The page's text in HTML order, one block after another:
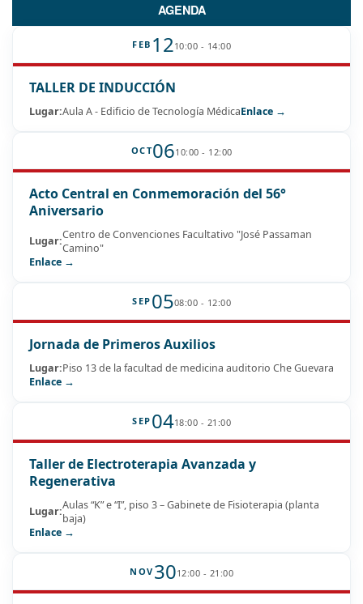
AGENDA
FEB 1210:00 - 14:00
TALLER DE INDUCCIÓN
Lugar:Aula A - Edificio de Tecnología MédicaEnlace →
OCT0610:00 - 12:00
Acto Central en Conmemoración del 56°
Aniversario
Lugar:Centro de Convenciones Facultativo "José Passaman
Camino"
Enlace →
SEP 0508:00 - 12:00
Jornada de Primeros Auxilios
Lugar:Piso 13 de la facultad de medicina auditorio Che Guevara
Enlace →
SEP 0418:00 - 21:00
Taller de Electroterapia Avanzada y
Regenerativa
Lugar:Aulas “K” e “I”, piso 3 – Gabinete de Fisioterapia (planta
baja)
Enlace →
NOV 3012:00 - 21:00